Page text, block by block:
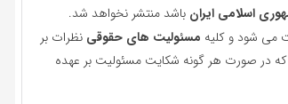
اسلامی ایران باشد منتشر نخواهد شد.
می شود و کلیه مسئولیت های حقوقی نظرات بر
در صورت هر گونه شکایت مسئولیت بر عهده